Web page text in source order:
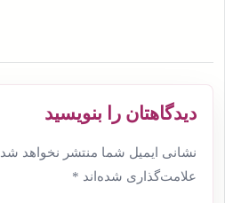
دیدگاهتان را بنویسید
نشانی ایمیل شما منتشر نخواهد شد.
علامت‌گذاری شده‌اند *